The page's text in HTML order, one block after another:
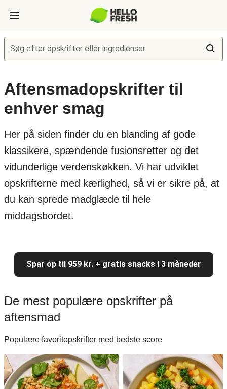
Søg efter opskrifter eller ingredienser
Aftensmadopskrifter til
enhver smag
Her på siden finder du en blanding af gode
klassikere, spændende fusionsretter og det
vidunderlige verdenskøkken. Vi har udviklet
opskrifterne med kærlighed, så vi er sikre på, at
du kan sprede madglæde til hele
middagsbordet.
Spar op til 959 kr. + gratis snacks i 3 måneder
De mest populære opskrifter på
aftensmad
Populære favoritopskrifter med bedste score